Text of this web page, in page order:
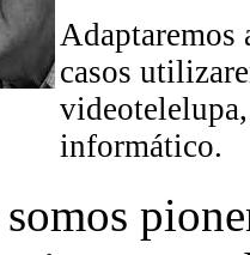
Adaptaremos
casos
informático.